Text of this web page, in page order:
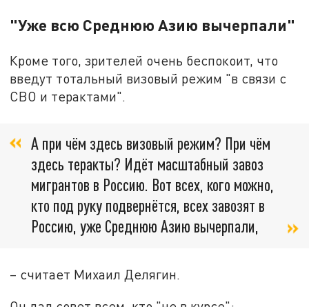
"Уже всю Среднюю Азию вычерпали"
Кроме того, зрителей очень беспокоит, что
введут тотальный визовый режим "в связи с
СВО и терактами".
А при чём здесь визовый режим? При чём
здесь теракты? Идёт масштабный завоз
мигрантов в Россию. Вот всех, кого можно,
кто под руку подвернётся, всех завозят в
Россию, уже Среднюю Азию вычерпали,
– считает Михаил Делягин.